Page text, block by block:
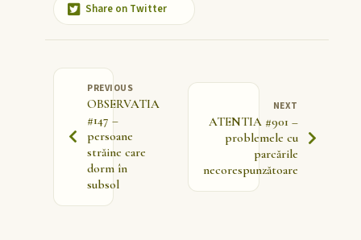
Share on Twitter
PREVIOUS
OBSERVATIA
#147 –
persoane
străine care
dorm în
subsol
NEXT
ATENTIA #901 –
problemele cu
parcările
necorespunzătoare